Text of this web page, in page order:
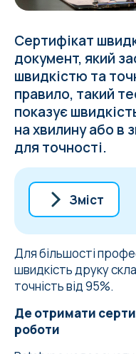
Сертифікат
документ, який
швидкістю та
правило, такий
показує
на хвилину або в
для точності.
Зміст
Сертифікат
віддалених
Для більшості
швидкість друку
точність від 95%.
Де отримати
роботи